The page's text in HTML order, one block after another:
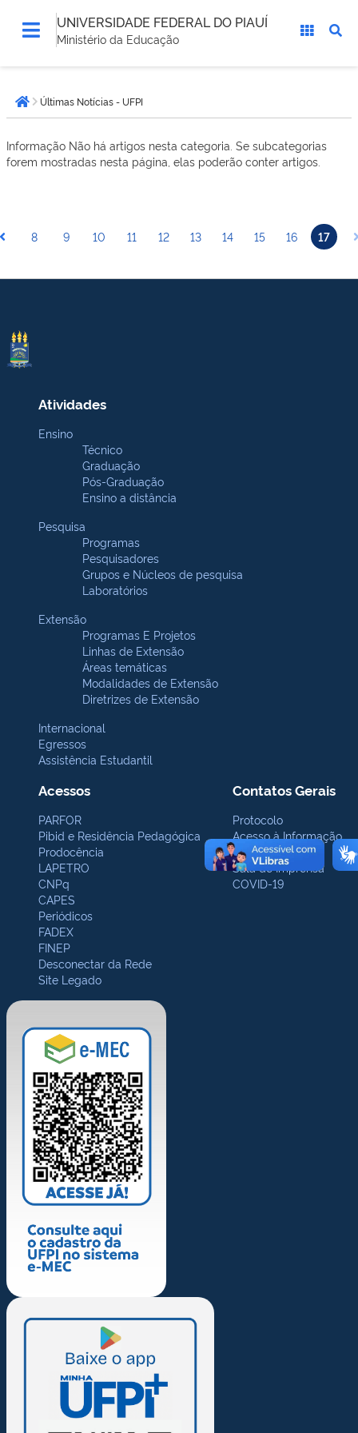
UNIVERSIDADE FEDERAL DO PIAUÍ
Ministério da Educação
está
aqui:Página inicial
Últimas Notícias - UFPI
Informação Não há artigos nesta categoria. Se subcategorias
forem mostradas nesta página, elas poderão conter artigos.
8 9 10 11 12 13 14 15 16 17
Atividades
Ensino
Técnico
Graduação
Pós-Graduação
Ensino a distância
Pesquisa
Programas
Pesquisadores
Grupos e Núcleos de pesquisa
Laboratórios
Extensão
Programas E Projetos
Linhas de Extensão
Áreas temáticas
Modalidades de Extensão
Diretrizes de Extensão
Internacional
Egressos
Assistência Estudantil
Acessos
PARFOR
Pibid e Residência Pedagógica
Prodocência
LAPETRO
CNPq
CAPES
Periódicos
FADEX
FINEP
Desconectar da Rede
Site Legado
Contatos Gerais
Protocolo
Acesso à Informação
Ouvidoria
Sala de Imprensa
COVID-19